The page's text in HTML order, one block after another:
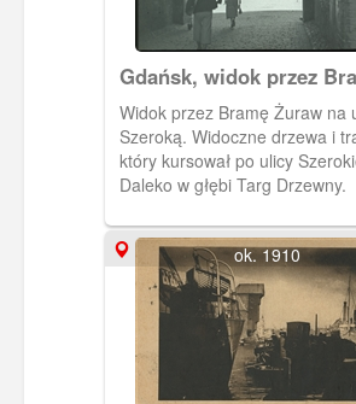
Gdańsk, widok przez
Żuraw
Widok przez Bramę Żuraw na
Szeroką. Widoczne drzewa i
który kursował po ulicy
Daleko w głębi Targ Drzewny.
ok. 1910